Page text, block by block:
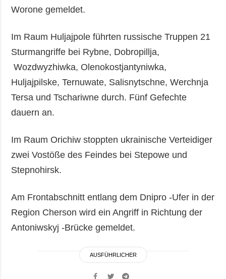
Worone gemeldet.
Im Raum Huljajpole führten russische Truppen 21
Sturmangriffe bei Rybne, Dobropillja,
Wozdwyzhiwka, Olenokostjantyniwka,
Huljajpilske, Ternuwate, Salisnytschne, Werchnja
Tersa und Tschariwne durch. Fünf Gefechte
dauern an.
Im Raum Orichiw stoppten ukrainische Verteidiger
zwei Vostöße des Feindes bei Stepowe und
Stepnohirsk.
Am Frontabschnitt entlang dem Dnipro -Ufer in der
Region Cherson wird ein Angriff in Richtung der
Antoniwskyj -Brücke gemeldet.
AUSFÜHRLICHER